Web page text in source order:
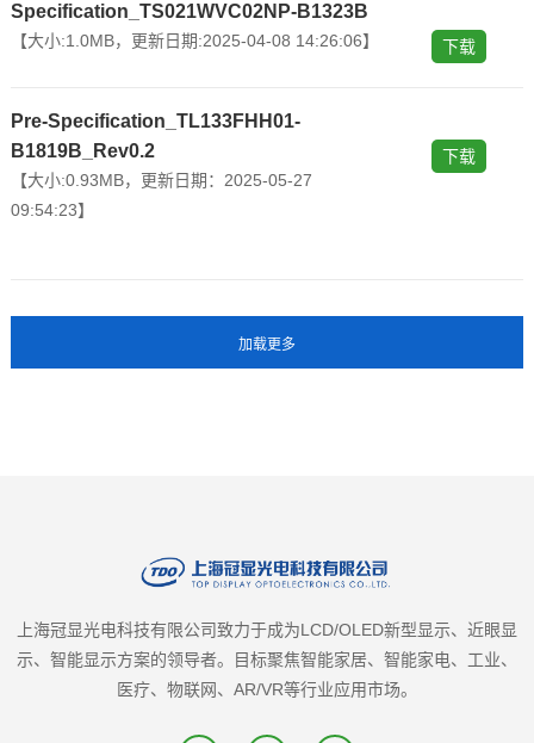
Specification_TS021WVC02NP-B1323B
【大小:1.0MB，更新日期:2025-04-08 14:26:06】 下载
Pre-Specification_TL133FHH01-
B1819B_Rev0.2
【大小:0.93MB，更新日期：2025-05-27
09:54:23】
下载
上海冠显光电科技有限公司致力于成为LCD/OLED新型显示、近眼显
示、智能显示方案的领导者。目标聚焦智能家居、智能家电、工业、
医疗、物联网、AR/VR等行业应用市场。